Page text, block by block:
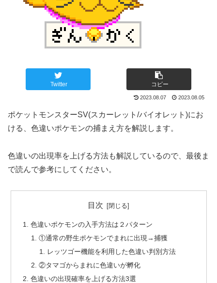
Twitter コピー
2023.08.07 2023.08.05
ポケットモンスターSV(スカーレット/バイオレット)にお
ける、色違いポケモンの捕まえ方を解説します。
色違いの出現率を上げる方法も解説しているので、最後ま
で読んで参考にしてください。
目次
色違いポケモンの入手方法は２パターン
①通常の野生ポケモンでまれに出現→捕獲
レッツゴー機能を利用した色違い判別方法
②タマゴからまれに色違いが孵化
色違いの出現確率を上げる方法3選